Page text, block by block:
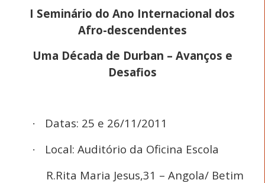
I Seminário do Ano Internacional dos
Afro-descendentes
Uma Década de Durban – Avanços e
Desafios
· Datas: 25 e 26/11/2011
·
Local: Auditório da Oficina Escola
R.Rita Maria Jesus,31 – Angola/ Betim